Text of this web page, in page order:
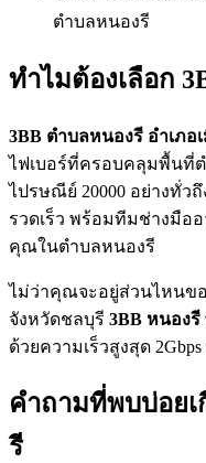
ตำบลหนองรี
ทำไมต้องเลือก
3BB ตำบลหนองรี อำเภอ
ไฟเบอร์ที่ครอบคลุมพื้นที่
ไปรษณีย์ 20000 อย่างทั่ว
รวดเร็ว พร้อมทีมช่างมือ
คุณในตำบลหนองรี
ไม่ว่าคุณจะอยู่ส่วนไหนข
จังหวัดชลบุรี 3BB หนองรี
ด้วยความเร็วสูงสุด
คำถามที่พบบ่อย
รี